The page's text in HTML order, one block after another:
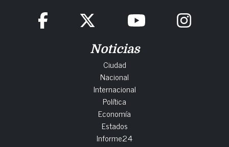
Noticias
Ciudad
Nacional
Internacional
Política
Economía
Estados
Informe24